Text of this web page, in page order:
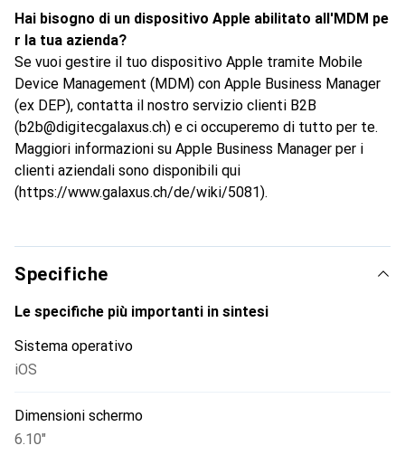
Hai bisogno di un dispositivo Apple abilitato all'MDM pe
r la tua azienda?
Se vuoi gestire il tuo dispositivo Apple tramite Mobile
Device Management (MDM) con Apple Business Manager
(ex DEP), contatta il nostro servizio clienti B2B
(b2b@digitecgalaxus.ch) e ci occuperemo di tutto per te.
Maggiori informazioni su Apple Business Manager per i
clienti aziendali sono disponibili qui
(https://www.galaxus.ch/de/wiki/5081).
Specifiche
Le specifiche più importanti in sintesi
Sistema operativo
iOS
Dimensioni schermo
6.10"